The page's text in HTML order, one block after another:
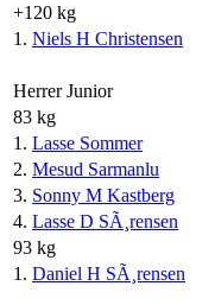
+120 kg
1. Niels H Christensen
Herrer Junior
83 kg
1. Lasse Sommer
2. Mesud Sarmanlu
3. Sonny M Kastberg
4. Lasse D SÃ¸rensen
93 kg
1. Daniel H SÃ¸rensen